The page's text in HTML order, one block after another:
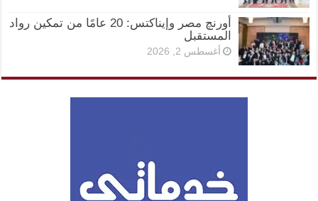
أورنچ مصر وإيناكتس: 20 عامًا من تمكين رواد
المستقبل
أغسطس 2, 2026